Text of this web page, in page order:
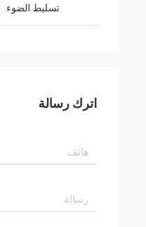
تسليط الضوء
اترك رسالة